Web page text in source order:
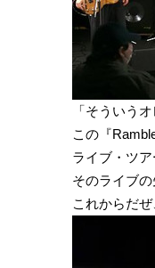
「そういう
この『
ライブ・ツ
そのライブ
これからだ